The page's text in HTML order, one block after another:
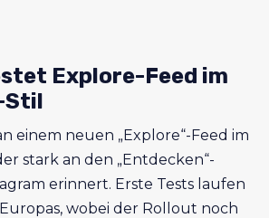
Explore-Feed im
Stil
einem neuen „Explore“-Feed im
stark an den „Entdecken“-
erinnert. Erste Tests laufen
wobei der Rollout noch